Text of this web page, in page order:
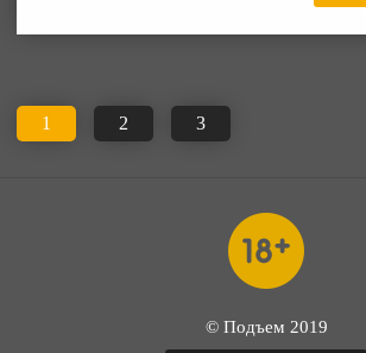
1 2 3
© Подъем 2019